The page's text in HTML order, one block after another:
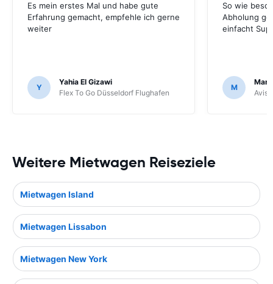
Es mein erstes Mal und habe gute
Erfahrung gemacht, empfehle ich gerne
weiter
Y
Yahia El Gizawi
Flex To Go Düsseldorf Flughafen
So wie
Abholung
einfacht
M
Avis
Weitere Mietwagen Reiseziele
Mietwagen Island
Mietwagen Lissabon
Mietwagen New York